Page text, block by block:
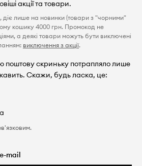
акції та товари.
лише на новинки (товари з "чорними"
кошику 4000 грн. Промокод не
а деякі товари можуть бути виключені
виключення з акції.
поштову скриньку потрапляло лише
Скажи, будь ласка, це: